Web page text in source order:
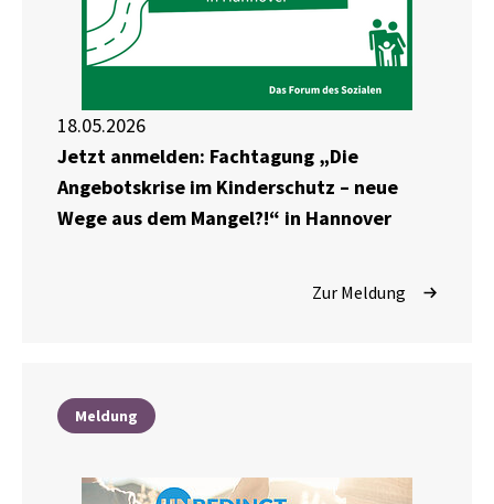
18.05.2026
Jetzt anmelden: Fachtagung „Die
Angebotskrise im Kinderschutz – neue
Wege aus dem Mangel?!“ in Hannover
Zur Meldung
Meldung